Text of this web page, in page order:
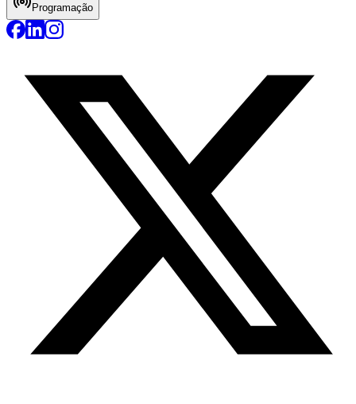
Programação